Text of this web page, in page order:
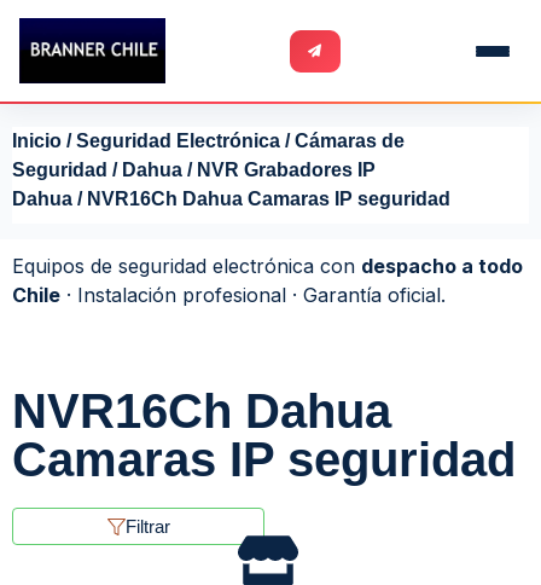
Inicio /Seguridad Electrónica /Cámaras de
Seguridad / Dahua / NVR Grabadores IP
Dahua / NVR16Ch Dahua Camaras IP seguridad
Equipos de seguridad electrónica con despacho a todo
Chile · Instalación profesional · Garantía oficial.
NVR16Ch Dahua
Camaras IP seguridad
Filtrar